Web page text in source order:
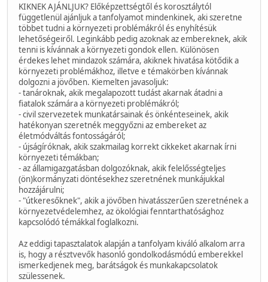
KIKNEK AJÁNLJUK? Előképzettségtől és korosztálytól
függetlenül ajánljuk a tanfolyamot mindenkinek, aki szeretne
többet tudni a környezeti problémákról és enyhítésük
lehetőségeiről. Leginkább pedig azoknak az embereknek, akik
tenni is kívánnak a környezeti gondok ellen. Különösen
érdekes lehet mindazok számára, akiknek hivatása kötődik a
környezeti problémákhoz, illetve e témakörben kívánnak
dolgozni a jövőben. Kiemelten javasoljuk:
- tanároknak, akik megalapozott tudást akarnak átadni a
fiatalok számára a környezeti problémákról;
- civil szervezetek munkatársainak és önkénteseinek, akik
hatékonyan szeretnék meggyőzni az embereket az
életmódváltás fontosságáról;
- újságíróknak, akik szakmailag korrekt cikkeket akarnak írni
környezeti témákban;
- az államigazgatásban dolgozóknak, akik felelősségteljes
(ön)kormányzati döntésekhez szeretnének munkájukkal
hozzájárulni;
- "útkeresőknek", akik a jövőben hivatásszerűen szeretnének a
környezetvédelemhez, az ökológiai fenntarthatósághoz
kapcsolódó témákkal foglalkozni.
Az eddigi tapasztalatok alapján a tanfolyam kiváló alkalom arra
is, hogy a résztvevők hasonló gondolkodásmódú emberekkel
ismerkedjenek meg, barátságok és munkakapcsolatok
szülessenek.